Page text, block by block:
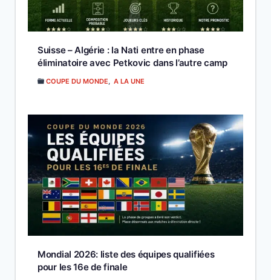
Suisse – Algérie : la Nati entre en phase
éliminatoire avec Petkovic dans l’autre camp
COUPE DU MONDE A LA UNE
Mondial 2026: liste des équipes qualifiées
pour les 16e de finale